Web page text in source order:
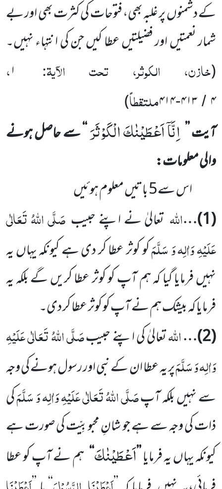
کے دشمنوں پر غلبہ بھی، فتوحات کی کثرت بھی اور بے
شمار نعمتیں اور فضیلتیں عطا کیں جن کی انتہاء نہیں۔
(خازن، الکوثر، تحت الآیۃ: ۱،
۴ / ۴۱۳-۴۱۴ملتقطاً)
آیت ’’اِنَّاۤ اَعْطَیْنٰكَ الْكَوْثَرَ‘‘ سے حاصل ہونے
والی معلومات:
اس سے5 باتیں معلوم ہوئیں
(1)
…اللّٰہ تعالیٰ نے اپنے حبیب صَلَّی اللّٰہُ تَعَالٰی
عَلَیْہِ وَاٰلِہ وَ سَلَّمَکو کوثر عطا کر دی ہے کیونکہ یہاں یہ
نہیں فرمایا گیا کہ ہم آپ کو کوثر عطا کریں گے بلکہ یہ
فرمایا کہ بیشک ہم نے آپ کو کوثر عطا کر دی۔
(2)
…اللّٰہتعالیٰ کی اپنے حبیبصَلَّی اللّٰہُ تَعَالٰی عَلَیْہِ
وَاٰلِہ وَ سَلَّمَپر یہ عطا ان کے نبی اور رسول ہونے کی وجہ
سے نہیں بلکہ آپصَلَّی اللّٰہُ تَعَالٰی عَلَیْہِ وَاٰلِہ وَ سَلَّمَکی
ذات کی وجہ سے ہے جو شانِ محبوبِیّت کی صورت ہے
کیونکہ یہاں یہ فرمایا’’اَعْطَیْنٰكَ‘‘ ہم نے آپ کو عطا